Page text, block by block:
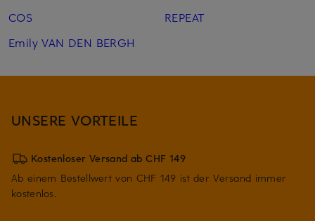
COS
Emily VAN DEN BERGH
REPEAT
UNSERE VORTEILE
Kostenloser Versand ab CHF 149
Ab einem Bestellwert von CHF 149 ist der Versand immer
kostenlos.